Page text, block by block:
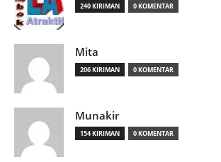
240 KIRIMAN 0 KOMENTAR
Mita
206 KIRIMAN 0 KOMENTAR
Munakir
154 KIRIMAN 0 KOMENTAR